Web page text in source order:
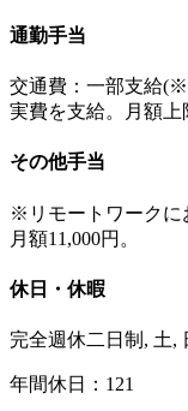
通勤手当
交通費：一部支給
実費を支給。月額上
その他手当
※リモートワークに
月額11,000円。
休日・休暇
完全週休二日制, 土,
年間休日：121